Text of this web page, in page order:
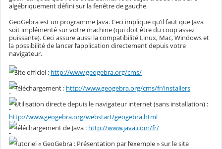
algébriquement défini sur la fenêtre de gauche.
GeoGebra est un programme Java. Ceci implique qu’il faut que Java
soit implémenté sur votre machine (qui doit être du coup assez
puissante). Ceci assure aussi la compatibilité Linux, Mac, Windows et
la possibilité de lancer l’application directement depuis votre
navigateur.
Site officiel : http://www.geogebra.org/cms/
Téléchargement : http://www.geogebra.org/cms/fr/installers
Utilisation directe depuis le navigateur internet (sans installation) :
http://www.geogebra.org/webstart/geogebra.html
Téléchargement de Java : http://www.java.com/fr/
Tutoriel « GeoGebra : Présentation par l’exemple » sur le site